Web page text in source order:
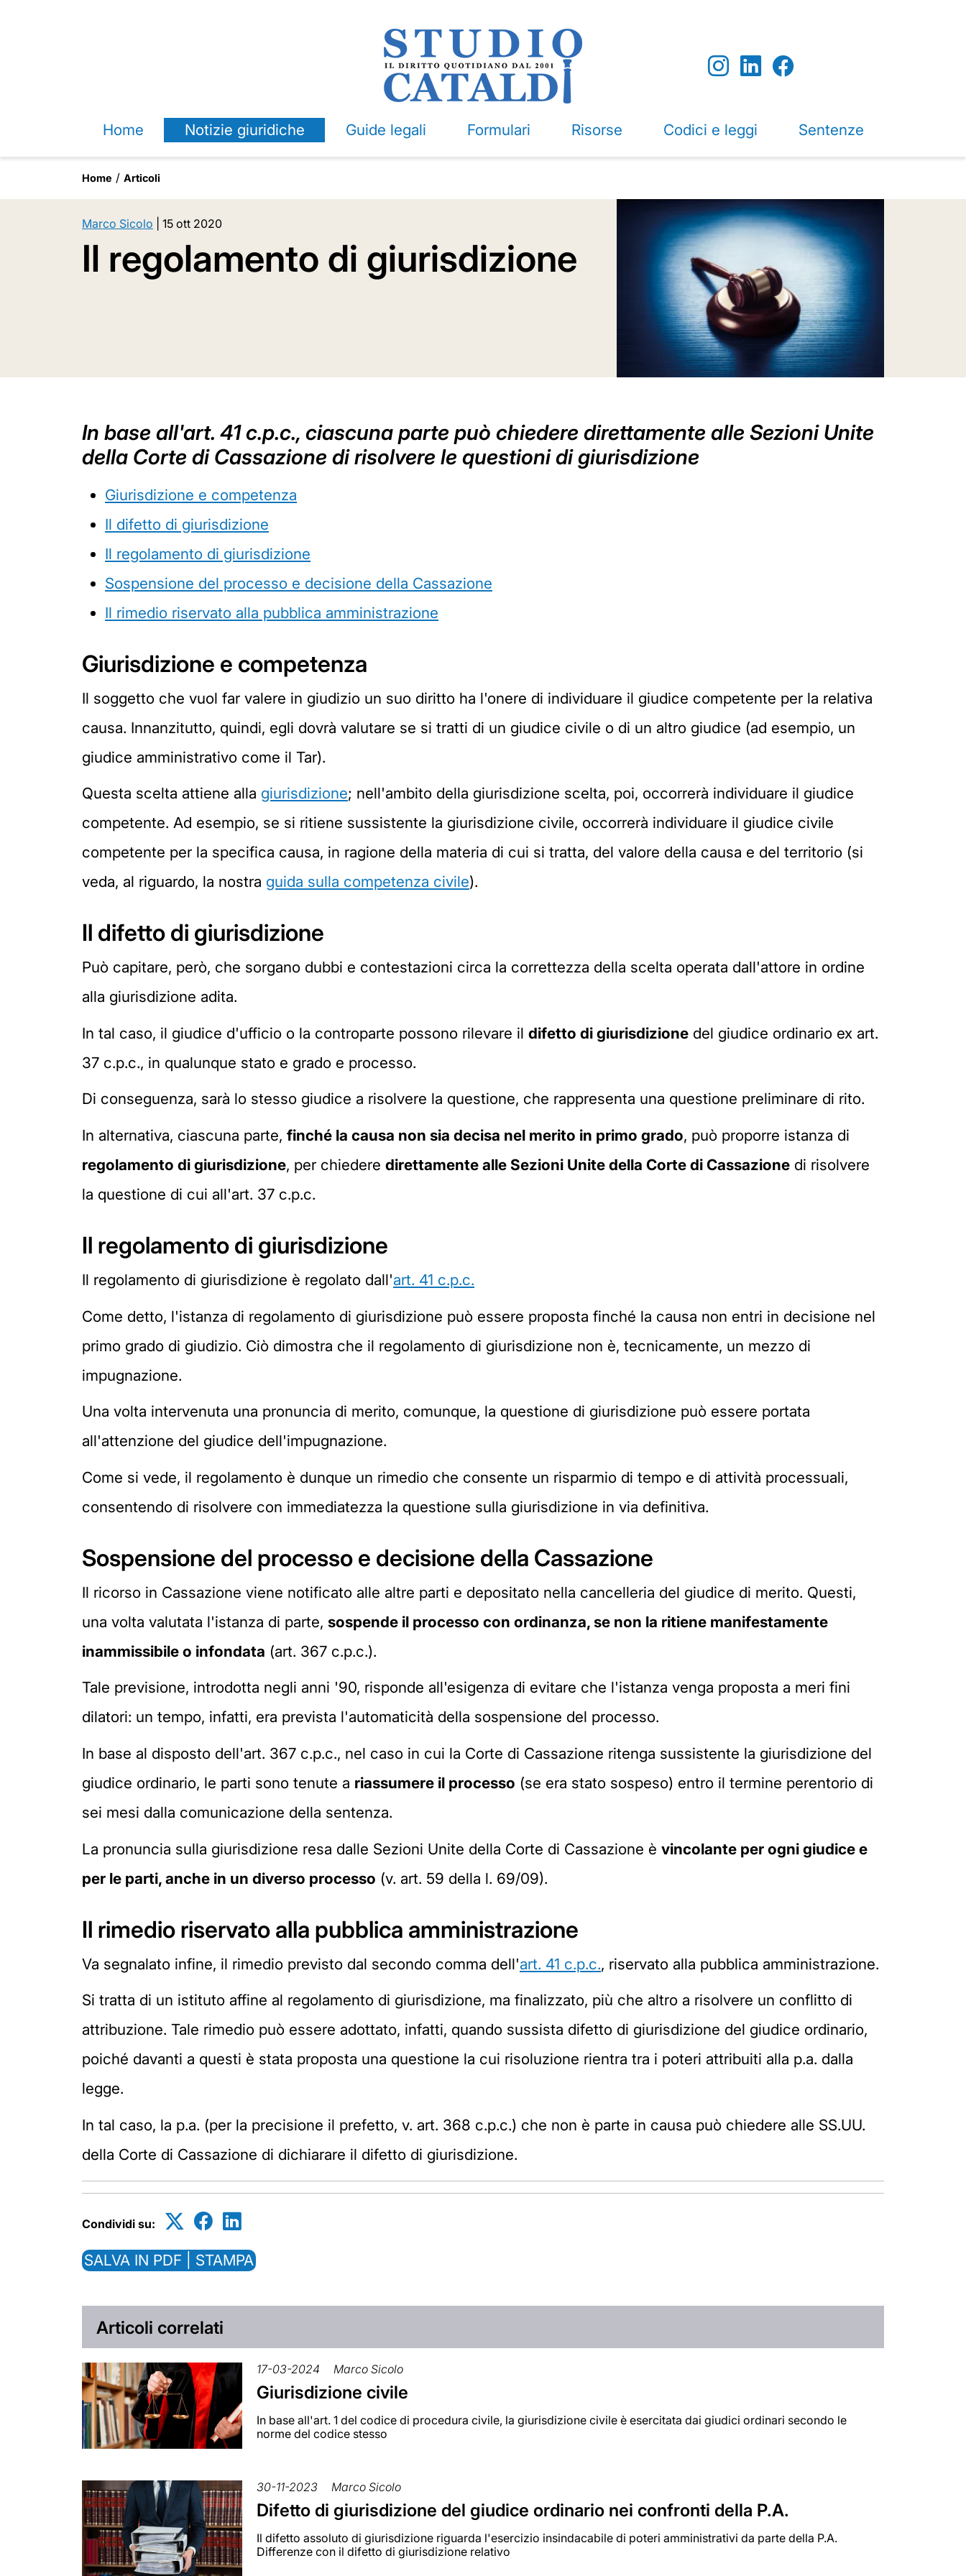
Home Notizie giuridiche Guide legali Formulari Risorse Codici e leggi Sentenze
Home Articoli
Marco Sicolo 15 ott 2020
Il regolamento di giurisdizione
In base all'art. 41 c.p.c., ciascuna parte può chiedere direttamente alle Sezioni Unite
della Corte di Cassazione di risolvere le questioni di giurisdizione
Giurisdizione e competenza
Il difetto di giurisdizione
Il regolamento di giurisdizione
Sospensione del processo e decisione della Cassazione
Il rimedio riservato alla pubblica amministrazione
Giurisdizione e competenza
Il soggetto che vuol far valere in giudizio un suo diritto ha l'onere di individuare il giudice competente per la relativa
causa. Innanzitutto, quindi, egli dovrà valutare se si tratti di un giudice civile o di un altro giudice (ad esempio, un
giudice amministrativo come il Tar).
Questa scelta attiene alla giurisdizione; nell'ambito della giurisdizione scelta, poi, occorrerà individuare il giudice
competente. Ad esempio, se si ritiene sussistente la giurisdizione civile, occorrerà individuare il giudice civile
competente per la specifica causa, in ragione della materia di cui si tratta, del valore della causa e del territorio (si
veda, al riguardo, la nostra guida sulla competenza civile).
Il difetto di giurisdizione
Può capitare, però, che sorgano dubbi e contestazioni circa la correttezza della scelta operata dall'attore in ordine
alla giurisdizione adita.
In tal caso, il giudice d'ufficio o la controparte possono rilevare il difetto di giurisdizione del giudice ordinario ex art.
37 c.p.c., in qualunque stato e grado e processo.
Di conseguenza, sarà lo stesso giudice a risolvere la questione, che rappresenta una questione preliminare di rito.
In alternativa, ciascuna parte, finché la causa non sia decisa nel merito in primo grado, può proporre istanza di
regolamento di giurisdizione, per chiedere direttamente alle Sezioni Unite della Corte di Cassazione di risolvere
la questione di cui all'art. 37 c.p.c.
Il regolamento di giurisdizione
Il regolamento di giurisdizione è regolato dall'art. 41 c.p.c.
Come detto, l'istanza di regolamento di giurisdizione può essere proposta finché la causa non entri in decisione nel
primo grado di giudizio. Ciò dimostra che il regolamento di giurisdizione non è, tecnicamente, un mezzo di
impugnazione.
Una volta intervenuta una pronuncia di merito, comunque, la questione di giurisdizione può essere portata
all'attenzione del giudice dell'impugnazione.
Come si vede, il regolamento è dunque un rimedio che consente un risparmio di tempo e di attività processuali,
consentendo di risolvere con immediatezza la questione sulla giurisdizione in via definitiva.
Sospensione del processo e decisione della Cassazione
Il ricorso in Cassazione viene notificato alle altre parti e depositato nella cancelleria del giudice di merito. Questi,
una volta valutata l'istanza di parte, sospende il processo con ordinanza, se non la ritiene manifestamente
inammissibile o infondata (art. 367 c.p.c.).
Tale previsione, introdotta negli anni '90, risponde all'esigenza di evitare che l'istanza venga proposta a meri fini
dilatori: un tempo, infatti, era prevista l'automaticità della sospensione del processo.
In base al disposto dell'art. 367 c.p.c., nel caso in cui la Corte di Cassazione ritenga sussistente la giurisdizione del
giudice ordinario, le parti sono tenute a riassumere il processo (se era stato sospeso) entro il termine perentorio di
sei mesi dalla comunicazione della sentenza.
La pronuncia sulla giurisdizione resa dalle Sezioni Unite della Corte di Cassazione è vincolante per ogni giudice e
per le parti, anche in un diverso processo (v. art. 59 della l. 69/09).
Il rimedio riservato alla pubblica amministrazione
Va segnalato infine, il rimedio previsto dal secondo comma dell'art. 41 c.p.c., riservato alla pubblica amministrazione.
Si tratta di un istituto affine al regolamento di giurisdizione, ma finalizzato, più che altro a risolvere un conflitto di
attribuzione. Tale rimedio può essere adottato, infatti, quando sussista difetto di giurisdizione del giudice ordinario,
poiché davanti a questi è stata proposta una questione la cui risoluzione rientra tra i poteri attribuiti alla p.a. dalla
legge.
In tal caso, la p.a. (per la precisione il prefetto, v. art. 368 c.p.c.) che non è parte in causa può chiedere alle SS.UU.
della Corte di Cassazione di dichiarare il difetto di giurisdizione.
Condividi su:
SALVA IN PDF | STAMPA
Articoli correlati
17-03-2024 Marco Sicolo
Giurisdizione civile
In base all'art. 1 del codice di procedura civile, la giurisdizione civile è esercitata dai giudici ordinari secondo le
norme del codice stesso
30-11-2023 Marco Sicolo
Difetto di giurisdizione del giudice ordinario nei confronti della P.A.
Il difetto assoluto di giurisdizione riguarda l'esercizio insindacabile di poteri amministrativi da parte della P.A.
Differenze con il difetto di giurisdizione relativo